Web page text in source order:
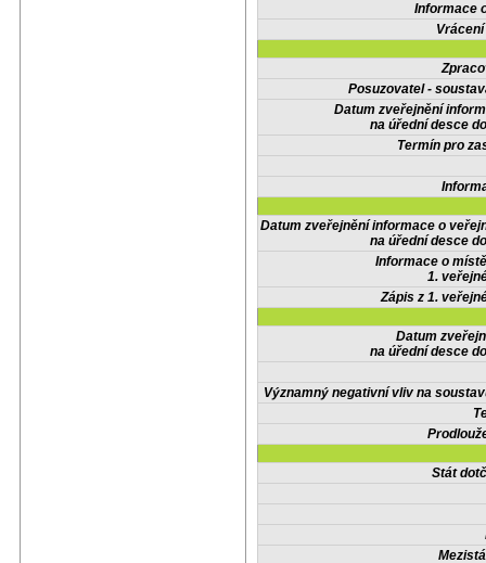
Informace
Posuzovatel -
Datum zveřejnění
na úřední desce
Termín pro
Datum zveřejnění informace o
na úřední desce
Informace o
1.
Zápis z 1.
Datum
na úřední desce
Významný negativní vliv na
Stát